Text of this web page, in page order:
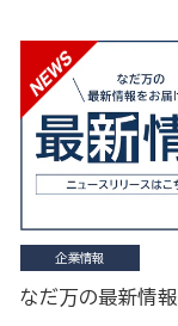
企業情報
なだ万の最新情